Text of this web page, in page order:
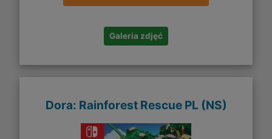
Galeria zdjęć
Dora: Rainforest Rescue PL (NS)